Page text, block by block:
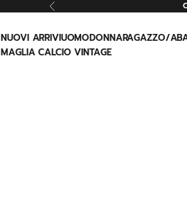
Precedente
NUOVI ARRIVIUOMODONNARAGAZZO/A
MAGLIA CALCIO VINTAGE